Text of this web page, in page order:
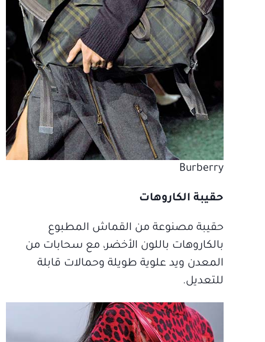
Burberry
حقيبة الكاروهات
حقيبة مصنوعة من القماش المطبوع
بالكاروهات باللون الأخضر، مع سحابات من
المعدن ويد علوية طويلة وحمالات قابلة
للتعديل.